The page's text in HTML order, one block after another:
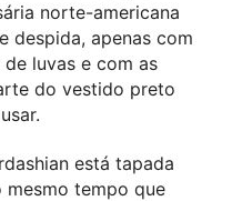
norte-americana
despida, apenas com
de luvas e com as
do vestido preto
está tapada
mesmo tempo que